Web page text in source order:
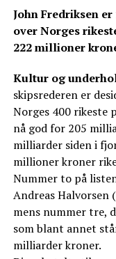
John Fredriksen
over Norges
222 millioner
Kultur og
skipsrederen er
Norges 400 rikeste
nå god for 205
milliarder siden i
millioner kroner
Nummer to på
Andreas Halvorsen
mens nummer tre,
som blant annet
milliarder kroner.